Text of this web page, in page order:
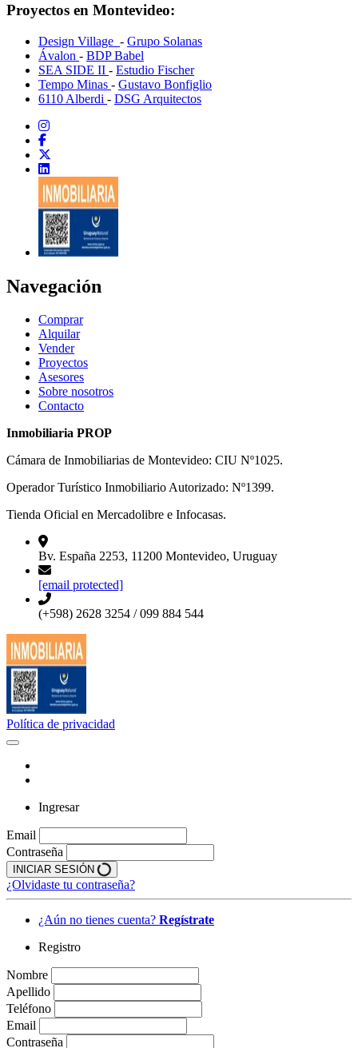
Proyectos en Montevideo:
Design Village - Grupo Solanas
Ávalon - BDP Babel
SEA SIDE II - Estudio Fischer
Tempo Minas - Gustavo Bonfiglio
6110 Alberdi - DSG Arquitectos
Navegación
Comprar
Alquilar
Vender
Proyectos
Asesores
Sobre nosotros
Contacto
Inmobiliaria PROP
Cámara de Inmobiliarias de Montevideo: CIU Nº1025.
Operador Turístico Inmobiliario Autorizado: Nº1399.
Tienda Oficial en Mercadolibre e Infocasas.
Bv. España 2253, 11200 Montevideo, Uruguay
[email protected]
(+598) 2628 3254 / 099 884 544
Política de privacidad
Ingresar
Email
Contraseña
INICIAR SESIÓN
¿Olvidaste tu contraseña?
¿Aún no tienes cuenta? Regístrate
Registro
Nombre
Apellido
Teléfono
Email
Contraseña